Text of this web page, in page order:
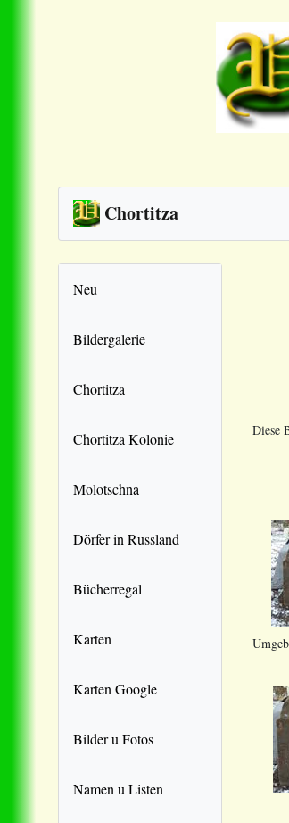
Chortitza
Neu
Bildergalerie
Chortitza
Chortitza Kolonie
Molotschna
Dörfer in Russland
Bücherregal
Karten
Karten Google
Bilder u Fotos
Namen u Listen
Diese